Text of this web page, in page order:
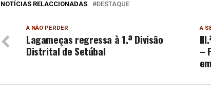
NOTÍCIAS RELACCIONADAS DESTAQUE
A
–
A NÃO PERDER
Lagameças regressa à 1.ª Divisão
Distrital de Setúbal